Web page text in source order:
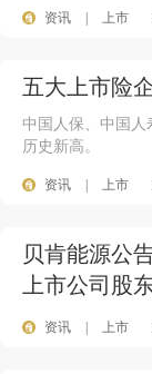
资讯 上市
五大上市险
中国人保、中国人
历史新高。
资讯 上市
贝肯能源公
上市公司股
资讯 上市